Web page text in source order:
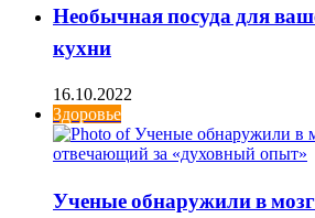
Необычная посуда для
кухни
16.10.2022
Здоровье
Ученые обнаружили в